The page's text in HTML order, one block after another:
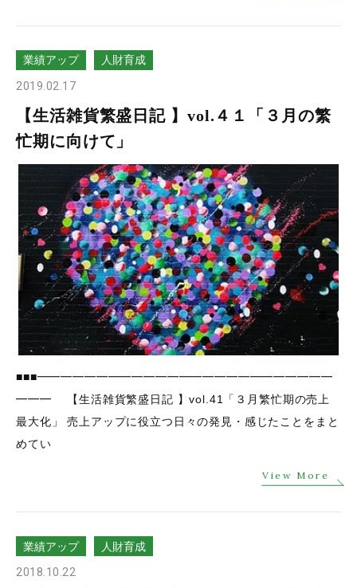
業績アップ 人財育成
2019.02.17
【生活雑貨繁盛日記 】vol.４１「３月の繁
忙期に向けて」
■■■━━━━━━━━━━━━━━━━━━━━━━━━━
━━━ 【生活雑貨繁盛日記 】vol.41「３月繁忙期の売上
最大化」 売上アップに役立つ日々の発見・感じたことをまと
めてい
View More
業績アップ 人財育成
2018.10.22